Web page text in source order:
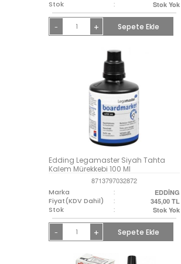
Stok : Stok Yok
- + Sepete Ekle
Edding Legamaster Siyah Tahta
Kalem Mürekkebi 100 Ml
8713797032872
Marka
: EDDİNG
Fiyat(KDV Dahil) : 345,00 TL
Stok : Stok Yok
- + Sepete Ekle